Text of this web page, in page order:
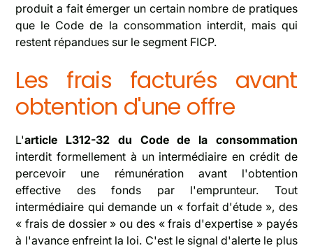
produit a fait émerger un certain nombre de pratiques
que le Code de la consommation interdit, mais qui
restent répandues sur le segment FICP.
Les frais facturés avant
obtention d'une offre
L'article L312-32 du Code de la consommation
interdit formellement à un intermédiaire en crédit de
percevoir une rémunération avant l'obtention
effective des fonds par l'emprunteur. Tout
intermédiaire qui demande un « forfait d'étude », des
« frais de dossier » ou des « frais d'expertise » payés
à l'avance enfreint la loi. C'est le signal d'alerte le plus